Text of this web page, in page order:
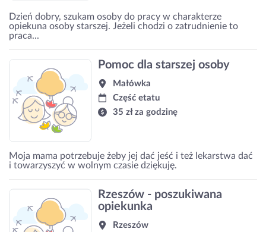
Dzień dobry, szukam osoby do pracy w charakterze
opiekuna osoby starszej. Jeżeli chodzi o zatrudnienie to
praca...
Pomoc dla starszej osoby
Małówka
Część etatu
35 zł za godzinę
Moja mama potrzebuje żeby jej dać jeść i też lekarstwa dać
i towarzyszyć w wolnym czasie dziękuję.
Rzeszów - poszukiwana
opiekunka
Rzeszów